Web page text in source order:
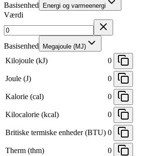
Basisenhed Energi og varmeenergi
Værdi
Basisenhed Megajoule (MJ)
Kilojoule (kJ) 0
Joule (J) 0
Kalorie (cal) 0
Kilocalorie (kcal) 0
Britiske termiske enheder (BTU) 0
Therm (thm) 0